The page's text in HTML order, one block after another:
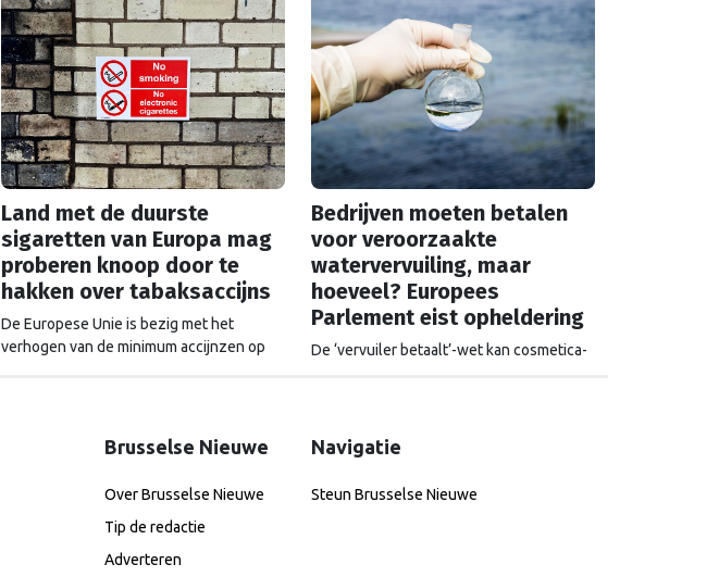
Nederland. De overheid diende dit
verzoek op 13 december in na het
uitvoeren van 21 streefdoelen die in het
plan …Continued
uitdaging. Het Europees Hof heeft
geoordeeld dat de zij het publiek
onvoldoende heeft geïnformeerd over de
aankoopovereenkomsten voor COVID-19-
vaccins.
Land met de duurste
sigaretten van Europa mag
proberen knoop door te
hakken over tabaksaccijns
De Europese Unie is bezig met het
verhogen van de minimum accijnzen op
minimum, moet een ondergrens de prijzen
een rookvrije generatie in 2040 dichterbij
Bedrijven moeten betalen
voor veroorzaakte
watervervuiling, maar
hoeveel? Europees
Parlement eist opheldering
De ‘vervuiler betaalt’-wet kan cosmetica-
afhankelijk van medicijnen uit het
Brusselse Nieuwe
Over Brusselse Nieuwe
Tip de redactie
Adverteren
Navigatie
Steun Brusselse Nieuwe